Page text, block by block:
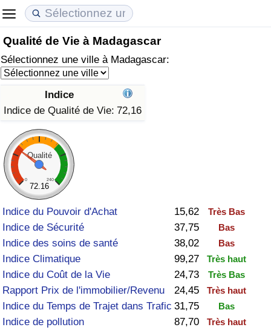
Qualité de Vie à Madagascar
Sélectionnez une ville à Madagascar:
Indice
Indice de Qualité de Vie: 72,16
Qualité
0 240
72.16
Indice du Pouvoir d'Achat 15,62 Très Bas
Indice de Sécurité 37,75 Bas
Indice des soins de santé 38,02 Bas
Indice Climatique 99,27 Très haut
Indice du Coût de la Vie 24,73 Très Bas
Rapport Prix de l'immobilier/Revenu 24,45 Très haut
Indice du Temps de Trajet dans Trafic 31,75 Bas
Indice de pollution 87,70 Très haut
Coût de la vie
Indice du Coût de la Vie (Actuel)
Indice du Coût de la Vie
Indice du coût de la vie par pays
à Akaba
Prix de l'immobilier
Indice des Prix de l'immobilier (Actuel)
Indice des Prix de l'immobilier
Indice des Prix de l'immobilier par Pays
Qualité de Vie
Indice de Qualité de Vie
Indice de Qualité de Vie (Actuel)
Indice de qualité de vie par pays
Criminalité
Indice de Criminalité (Actuel)
Indice de Criminalité
Indice de criminalité par pays
Soins de santé
Indice des soins de santé (Actuel)